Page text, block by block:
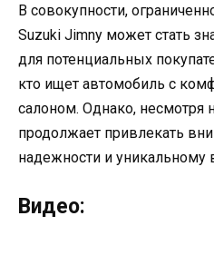
В совокупности,
Suzuki Jimny может стать
для потенциальных
кто ищет автомобиль с
салоном. Однако, несмотря
продолжает привлекать
надежности и
Видео: